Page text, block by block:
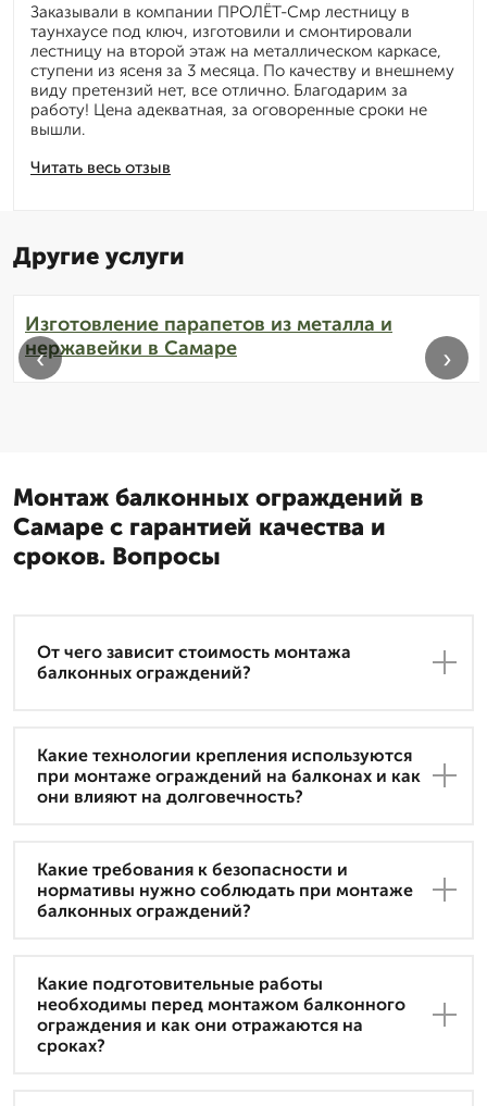
Читать весь отзыв
Заказывали в компании ПРОЛЁТ-Смр лестницу в
таунхаусе под ключ, изготовили и смонтировали
лестницу на второй этаж на металлическом каркасе,
ступени из ясеня за 3 месяца. По качеству и внешнему
виду претензий нет, все отлично. Благодарим за
работу! Цена адекватная, за оговоренные сроки не
вышли.
Другие услуги
Изготовление парапетов из металла и
нержавейки в Самаре
‹ ›
Монтаж балконных ограждений в
Самаре с гарантией качества и
сроков. Вопросы
От чего зависит стоимость монтажа
балконных ограждений?
Какие технологии крепления используются
при монтаже ограждений на балконах и как
они влияют на долговечность?
Какие требования к безопасности и
нормативы нужно соблюдать при монтаже
балконных ограждений?
Какие подготовительные работы
необходимы перед монтажом балконного
ограждения и как они отражаются на
сроках?